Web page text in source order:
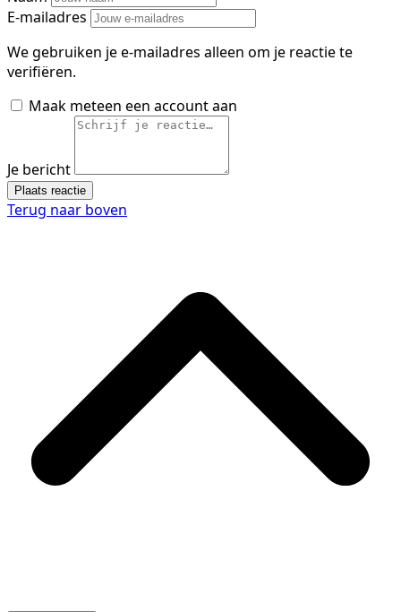
E-mailadres
We gebruiken je e-mailadres alleen om je reactie te
verifiëren.
Maak meteen een account aan
Je bericht
Plaats reactie
Terug naar boven